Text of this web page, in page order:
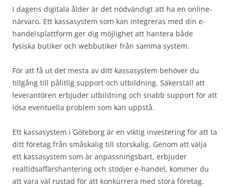
I dagens digitala ålder är det nödvändigt att ha en online-
närvaro. Ett kassasystem som kan integreras med din e-
handelsplattform ger dig möjlighet att hantera både
fysiska butiker och webbutiker från samma system.
För att få ut det mesta av ditt kassasystem behöver du
tillgång till pålitlig support och utbildning. Säkerställ att
leverantören erbjuder utbildning och snabb support för att
lösa eventuella problem som kan uppstå.
Ett kassasystem i Göteborg är en viktig investering för att ta
ditt företag från småskalig till storskalig. Genom att välja
ett kassasystem som är anpassningsbart, erbjuder
realtidsaffärshantering och stödjer e-handel, kommer du
att vara väl rustad för att konkurrera med stora företag.